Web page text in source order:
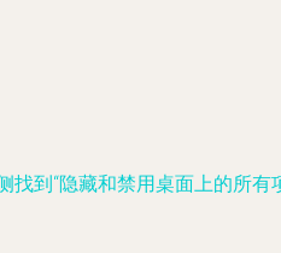
找到“隐藏和禁用桌面上的所